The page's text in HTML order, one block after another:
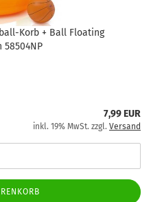
Korb + Ball Floating
58504NP
7,99 EUR
inkl. 19% MwSt. zzgl. Versand